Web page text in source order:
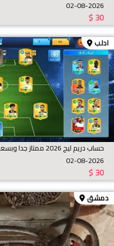
02-08-2026
$30
ادلب
حساب دريم ليج 2026 ممتاز جدا وبسعر جيد جدا
02-08-2026
$30
دمشق